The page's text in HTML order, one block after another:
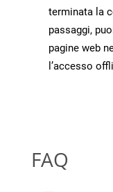
terminata la
passaggi,
pagine web
l’accesso
FAQ